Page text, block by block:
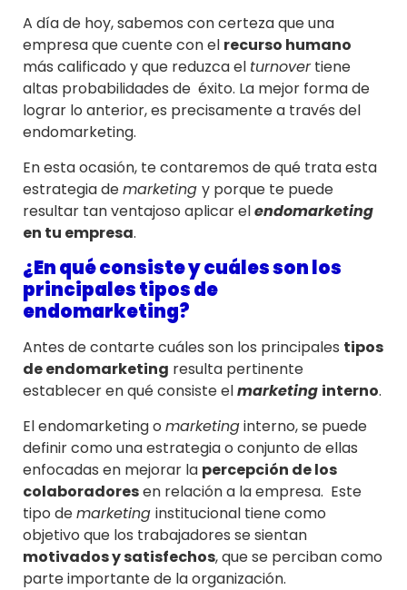
A día de hoy, sabemos con certeza que una
empresa que cuente con el recurso humano
más calificado y que reduzca el turnovertiene
altas probabilidades de éxito. La mejor forma de
lograr lo anterior, es precisamente a través del
endomarketing.
En esta ocasión, te contaremos de qué trata esta
estrategia demarketing y porque te puede
resultar tan ventajoso aplicar elendomarketing
en tu empresa.
¿En qué consiste y cuáles son los
principales tipos de
endomarketing?
Antes de contarte cuáles son los principales tipos
de endomarketing resulta pertinente
establecer en qué consiste elmarketing interno.
El endomarketing o marketinginterno, se puede
definir como una estrategia o conjunto de ellas
enfocadas en mejorar la percepción de los
colaboradoresen relación a la empresa. Este
tipo demarketing institucional tiene como
objetivo que los trabajadores se sientan
motivados y satisfechos, que se perciban como
parte importante de la organización.